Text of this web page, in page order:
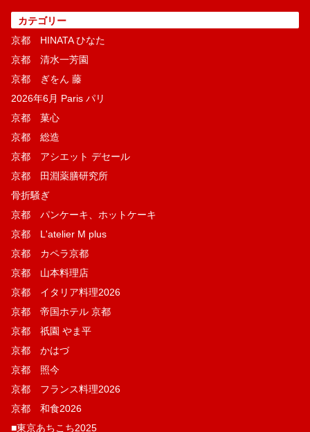
カテゴリー
京都 HINATA ひなた
京都 清水一芳園
京都 ぎをん 藤
2026年6月 Paris パリ
京都 菓​心
京都 総造
京都 アシエット デセール
京都 田淵薬膳研究所
骨折騒ぎ
京都 パンケーキ、ホットケーキ
京都 L'atelier M plus
京都 カペラ京都
京都 山本料理店
京都 イタリア料理2026
京都 帝国ホテル 京都
京都 祇園 やま平
京都 かはづ
京都 照今
京都 フランス料理2026
京都 和食2026
■東京あちこち2025